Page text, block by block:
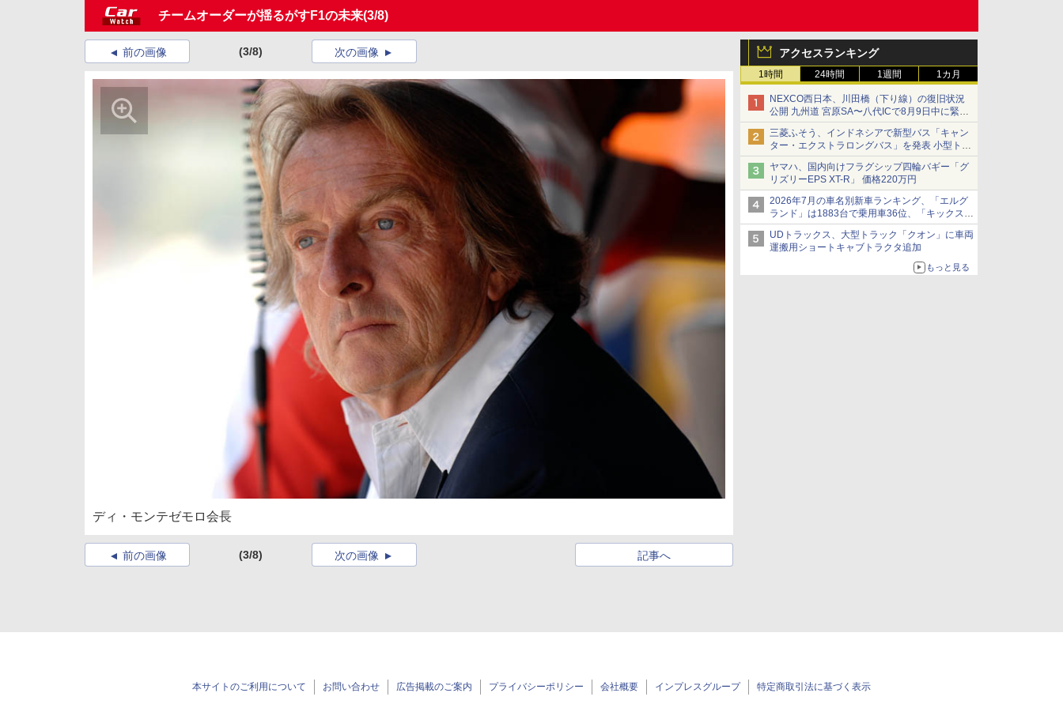
チームオーダーが揺るがすF1の未来(3/8)
アクセスランキング
1時間 24時間 1週間 1カ月
NEXCO西日本、川田橋（下り線）の復旧状況
公開 九州道 宮原SA〜八代ICで8月9日中に緊急
車両を通行可能に
三菱ふそう、インドネシアで新型バス「キャン
ター・エクストラロングバス」を発表 小型トラ
ックベースの観光・旅客輸送向けバス
ヤマハ、国内向けフラグシップ四輪バギー「グ
リズリーEPS XT-R」 価格220万円
2026年7月の車名別新車ランキング、「エルグ
ランド」は1883台で乗用車36位、「キックス」
は2591台で27位に
UDトラックス、大型トラック「クオン」に車両
運搬用ショートキャブトラクタ追加
もっと見る
前の画像 (3/8) 次の画像
ディ・モンテゼモロ会長
前の画像 (3/8) 記事へ
次の画像
本サイトのご利用について お問い合わせ 広告掲載のご案内 プライバシーポリシー 会社概要 インプレスグループ 特定商取引法に基づく表示